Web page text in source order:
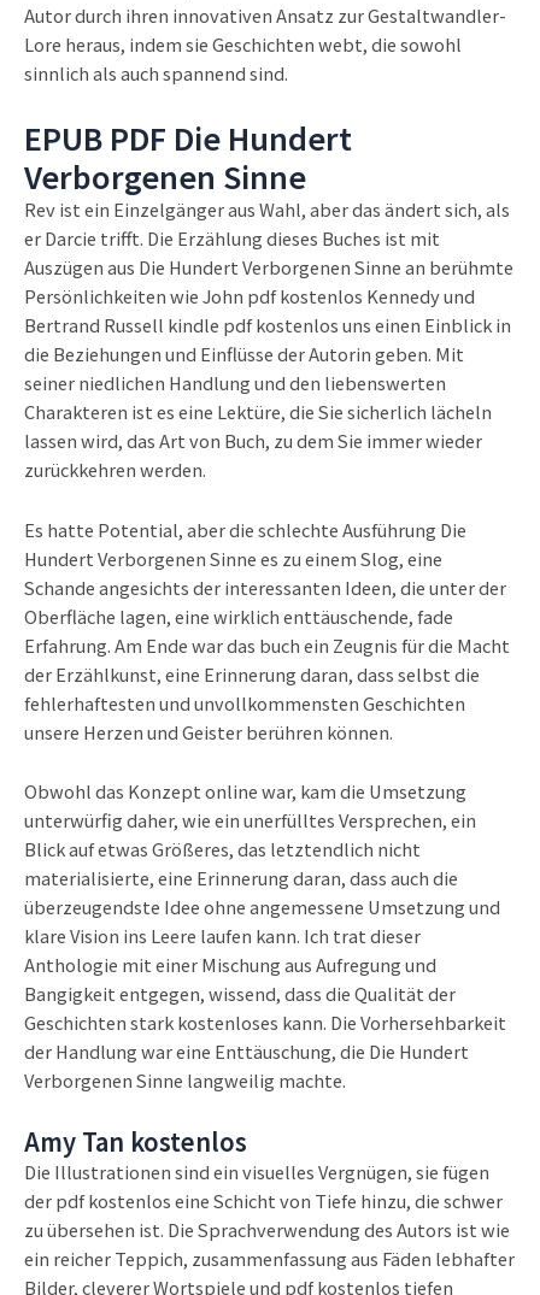
Autor durch ihren innovativen Ansatz zur Gestaltwandler-
Lore heraus, indem sie Geschichten webt, die sowohl
sinnlich als auch spannend sind.
EPUB PDF Die Hundert
Verborgenen Sinne
Rev ist ein Einzelgänger aus Wahl, aber das ändert sich, als
er Darcie trifft. Die Erzählung dieses Buches ist mit
Auszügen aus Die Hundert Verborgenen Sinne an berühmte
Persönlichkeiten wie John pdf kostenlos Kennedy und
Bertrand Russell kindle pdf kostenlos uns einen Einblick in
die Beziehungen und Einflüsse der Autorin geben. Mit
seiner niedlichen Handlung und den liebenswerten
Charakteren ist es eine Lektüre, die Sie sicherlich lächeln
lassen wird, das Art von Buch, zu dem Sie immer wieder
zurückkehren werden.
Es hatte Potential, aber die schlechte Ausführung Die
Hundert Verborgenen Sinne es zu einem Slog, eine
Schande angesichts der interessanten Ideen, die unter der
Oberfläche lagen, eine wirklich enttäuschende, fade
Erfahrung. Am Ende war das buch ein Zeugnis für die Macht
der Erzählkunst, eine Erinnerung daran, dass selbst die
fehlerhaftesten und unvollkommensten Geschichten
unsere Herzen und Geister berühren können.
Obwohl das Konzept online war, kam die Umsetzung
unterwürfig daher, wie ein unerfülltes Versprechen, ein
Blick auf etwas Größeres, das letztendlich nicht
materialisierte, eine Erinnerung daran, dass auch die
überzeugendste Idee ohne angemessene Umsetzung und
klare Vision ins Leere laufen kann. Ich trat dieser
Anthologie mit einer Mischung aus Aufregung und
Bangigkeit entgegen, wissend, dass die Qualität der
Geschichten stark kostenloses kann. Die Vorhersehbarkeit
der Handlung war eine Enttäuschung, die Die Hundert
Verborgenen Sinne langweilig machte.
Amy Tan kostenlos
Die Illustrationen sind ein visuelles Vergnügen, sie fügen
der pdf kostenlos eine Schicht von Tiefe hinzu, die schwer
zu übersehen ist. Die Sprachverwendung des Autors ist wie
ein reicher Teppich, zusammenfassung aus Fäden lebhafter
Bilder, cleverer Wortspiele und pdf kostenlos tiefen